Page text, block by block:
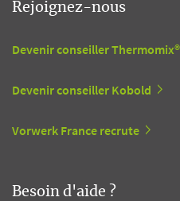
Rejoignez-nous
Devenir conseiller Thermomix®
Devenir conseiller Kobold
Vorwerk France recrute
Besoin d'aide ?